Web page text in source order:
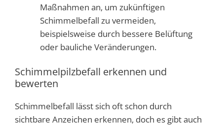
Maßnahmen an, um zukünftigen
Schimmelbefall zu vermeiden,
beispielsweise durch bessere Belüftung
oder bauliche Veränderungen.
Schimmelpilzbefall erkennen und
bewerten
Schimmelbefall lässt sich oft schon durch
sichtbare Anzeichen erkennen, doch es gibt auch